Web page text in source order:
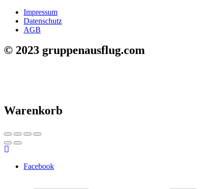
Impressum
Datenschutz
AGB
© 2023 gruppenausflug.com
Warenkorb
Facebook